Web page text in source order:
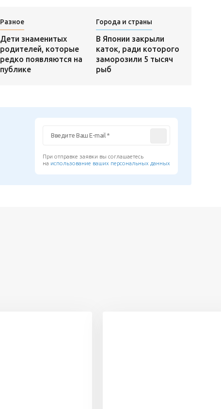
Разное
Дети знаменитых
родителей, которые
редко появляются на
публике
Города и страны
В Японии закрыли
каток, ради которого
заморозили 5 тысяч
рыб
При отправке заявки вы соглашаетесь
на использование ваших персональных данных